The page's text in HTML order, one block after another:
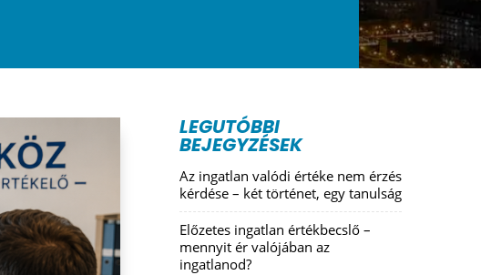
LEGUTÓBBI
BEJEGYZÉSEK
Az ingatlan valódi értéke nem érzés
kérdése – két történet, egy tanulság
Előzetes ingatlan értékbecslő –
mennyit ér valójában az
ingatlanod?